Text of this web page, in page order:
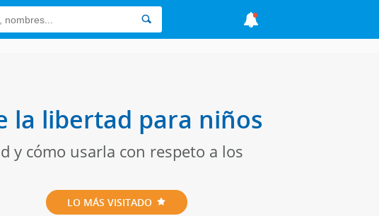
la libertad para niños
y cómo usarla con respeto a los
LO MÁS VISITADO